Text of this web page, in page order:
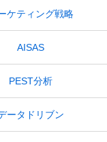
ケティング戦略
AISAS
PEST分析
ータドリブン